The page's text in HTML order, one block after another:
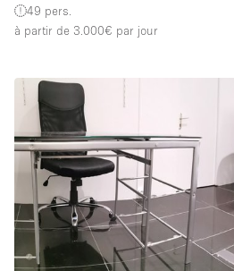
49 pers.
à partir de 3.000€ par jour